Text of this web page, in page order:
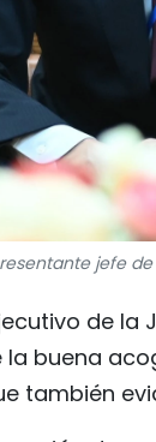
jefe
de la
la buena
también